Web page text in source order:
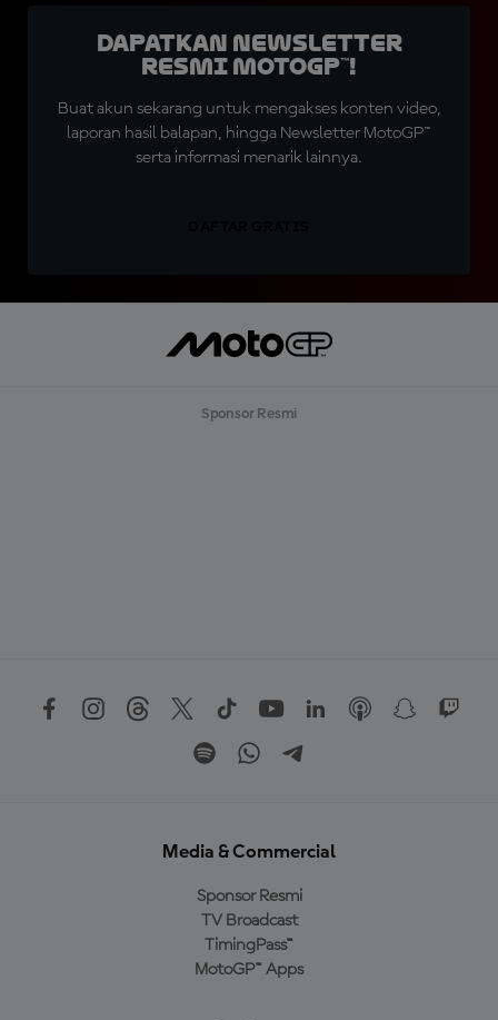
Dapatkan Newsletter
Resmi MotoGP™!
Buat akun sekarang untuk mengakses konten video,
laporan hasil balapan, hingga Newsletter MotoGP™
serta informasi menarik lainnya.
Sponsor Resmi
Media & Commercial
Sponsor Resmi
TV Broadcast
TimingPass™
MotoGP™ Apps